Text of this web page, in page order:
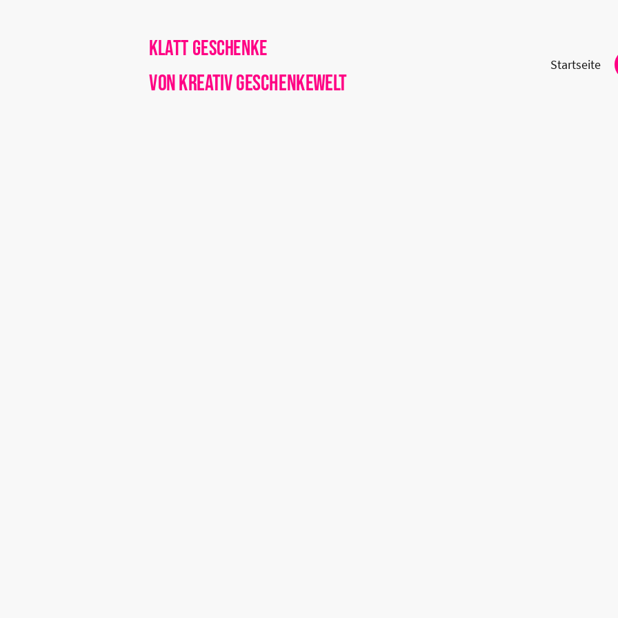
Klatt Geschenke
von Kreativ Geschenkewelt
Startseite